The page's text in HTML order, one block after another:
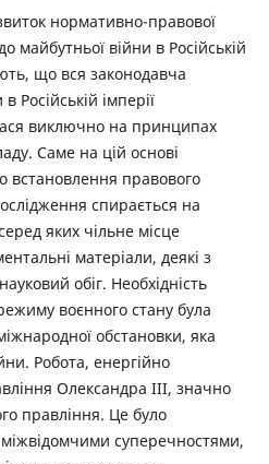
нормативно-правової
майбутньої війни в Російській
що вся законодавча
Російській імперії
виключно на принципах
Саме на цій основі
встановлення правового
спирається на
яких чільне місце
матеріали, деякі з
обіг. Необхідність
воєнного стану була
обстановки, яка
Робота, енергійно
Олександра III, значно
правління. Це було
суперечностями,